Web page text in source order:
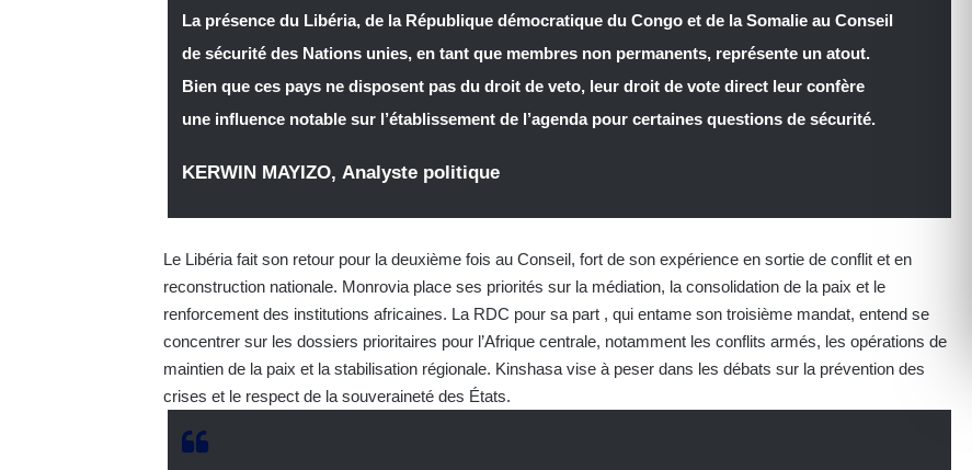
La présence du Libéria, de la République démocratique du Congo et de la Somalie au Conseil
de sécurité des Nations unies, en tant que membres non permanents, représente un atout.
Bien que ces pays ne disposent pas du droit de veto, leur droit de vote direct leur confère
une influence notable sur l’établissement de l’agenda pour certaines questions de sécurité.
KERWIN MAYIZO,Analyste politique
Le Libéria fait son retour pour la deuxième fois au Conseil, fort de son expérience en sortie de conflit et en
reconstruction nationale. Monrovia place ses priorités sur la médiation, la consolidation de la paix et le
renforcement des institutions africaines. La RDC pour sa part , qui entame son troisième mandat, entend se
concentrer sur les dossiers prioritaires pour l’Afrique centrale, notamment les conflits armés, les opérations de
maintien de la paix et la stabilisation régionale. Kinshasa vise à peser dans les débats sur la prévention des
crises et le respect de la souveraineté des États.